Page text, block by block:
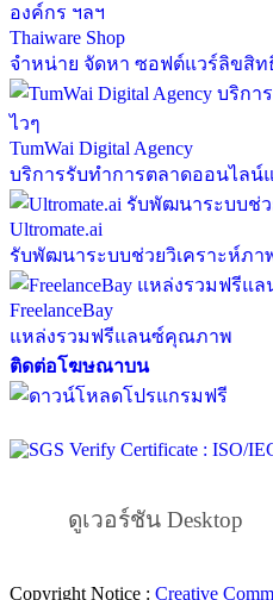
Thaiware Shop
จำหน่าย จัดหา ซอฟต์แวร์ลิขสิท
TumWai Digital Agency
บริการรับทำการตลาดออนไลน์
Ultromate.ai
รับพัฒนาระบบช่วยวิเคราะห์ภา
FreelanceBay
แหล่งรวมฟรีแลนซ์คุณภาพ
ติดต่อโฆษณาบน
ดูเวอร์ชัน Desktop
Copyright Notice : Creative